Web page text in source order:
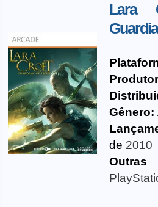
Lara
Gênero:
de 2010